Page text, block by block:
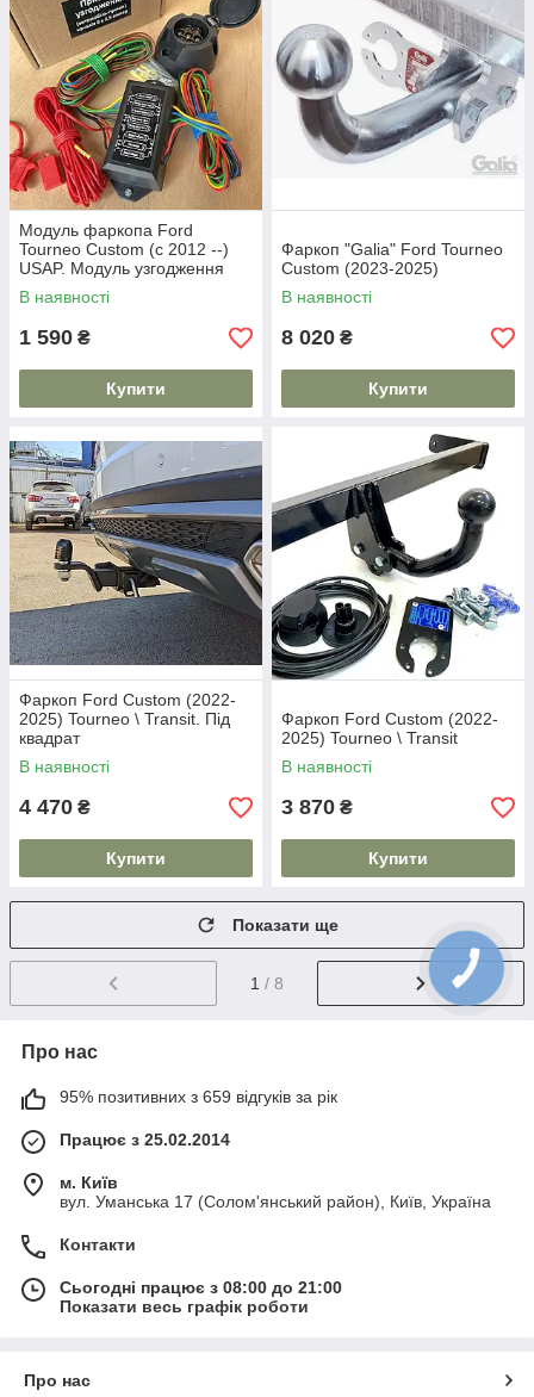
Модуль фаркопа Ford
Tourneo Custom (c 2012 --)
USAP. Модуль узгодження
В наявності
1 590 ₴
Купити
Фаркоп "Galia" Ford Tourneo
Custom (2023-2025)
В наявності
8 020 ₴
Купити
Фаркоп Ford Custom (2022-
2025) Tourneo \ Transit. Під
квадрат
В наявності
4 470 ₴
Купити
Фаркоп Ford Custom (2022-
2025) Tourneo \ Transit
В наявності
3 870 ₴
Купити
Показати ще
1 / 8
Про нас
95% позитивних з 659 відгуків за рік
Працює з 25.02.2014
м. Київ
вул. Уманська 17 (Солом'янський район), Київ, Україна
Контакти
Сьогодні працює з 08:00 до 21:00
Показати весь графік роботи
Про нас